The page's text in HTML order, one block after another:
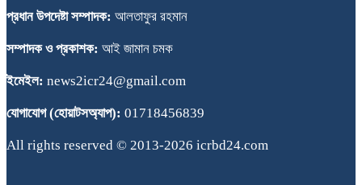
প্রধান উপদেষ্টা সম্পাদক: আলতাফুর রহমান
সম্পাদক ও প্রকাশক: আই জামান চমক
ইমেইল: news2icr24@gmail.com
যোগাযোগ (হোয়াটসঅ্যাপ): 01718456839
All rights reserved © 2013-2026 icrbd24.com